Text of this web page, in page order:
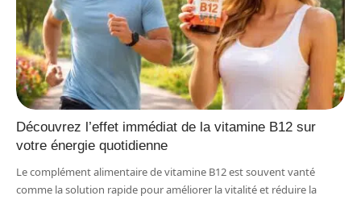
Découvrez l’effet immédiat de la vitamine B12 sur
votre énergie quotidienne
Le complément alimentaire de vitamine B12 est souvent vanté
comme la solution rapide pour améliorer la vitalité et réduire la